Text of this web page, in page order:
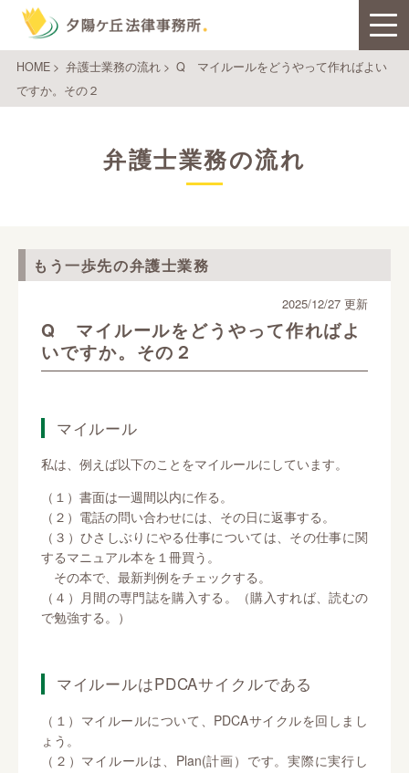
HOME> 弁護士業務の流れ> Q マイルールをどうやって作ればよい
ですか。その２
弁護士業務の流れ
もう一歩先の弁護士業務
Q マイルールをどうやって作ればよ
いですか。その２
2025/12/27 更新
マイルール
私は、例えば以下のことをマイルールにしています。
（１）書面は一週間以内に作る。
（２）電話の問い合わせには、その日に返事する。
（３）ひさしぶりにやる仕事については、その仕事に関
するマニュアル本を１冊買う。
その本で、最新判例をチェックする。
（４）月間の専門誌を購入する。（購入すれば、読むの
で勉強する。）
マイルールはPDCAサイクルである
（１）マイルールについて、PDCAサイクルを回しまし
ょう。
（２）マイルールは、Plan(計画）です。実際に実行し